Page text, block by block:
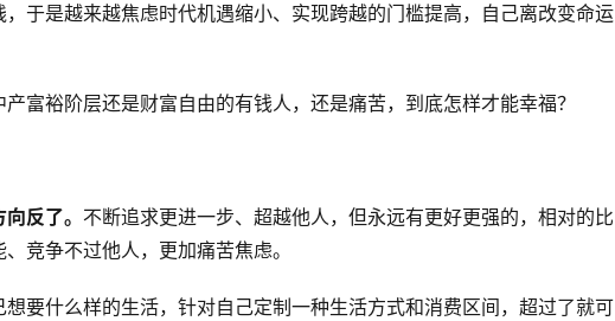
于是越来越焦虑时代机遇缩小、实现跨越的门槛提高，自己离改变命运
富裕阶层还是财富自由的有钱人，还是痛苦，到底怎样才能幸福？
反了。 不断追求更进一步、超越他人，但永远有更好更强的，相对的比
竞争不过他人，更加痛苦焦虑。
要什么样的生活，针对自己定制一种生活方式和消费区间，超过了就可